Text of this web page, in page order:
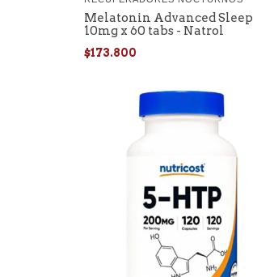
Melatonin Advanced Sleep
10mg x 60 tabs - Natrol
$173.800